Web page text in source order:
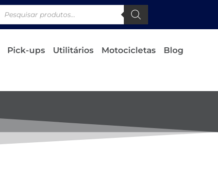
Pick-ups Utilitários Motocicletas Blog